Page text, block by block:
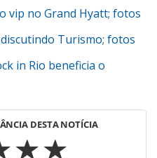
vip no Grand Hyatt; fotos
Turismo; fotos
in Rio beneficia o
DESTA NOTÍCIA